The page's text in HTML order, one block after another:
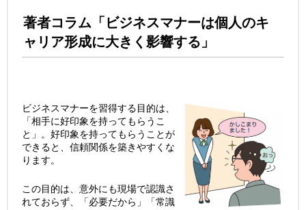
著者コラム「ビジネスマナーは個人のキ
ャリア形成に大きく影響する」
ビジネスマナーを習得する目的は、
「相手に好印象を持ってもらうこ
と」。好印象を持ってもらうことが
できると、信頼関係を築きやすくな
ります。
この目的は、意外にも現場で認識さ
れておらず、「必要だから」「常識